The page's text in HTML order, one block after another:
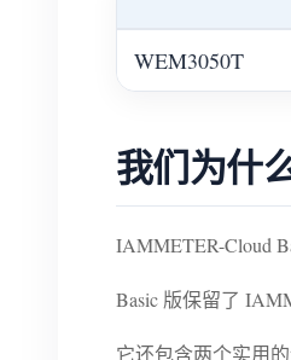
WEM3050T
我们为什
IAMMETER-Cloud
Basic 版保留了
它还包含两个实用的